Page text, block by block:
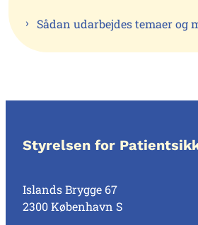
Sådan udarbejdes temaer og
Styrelsen for
Islands Brygge 67
2300 København S